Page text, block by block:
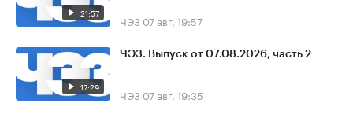
21:57 ЧЭЗ 07 авг, 19:57
17:29
ЧЭЗ. Выпуск от 07.08.2026, часть 2
ЧЭЗ 07 авг, 19:35